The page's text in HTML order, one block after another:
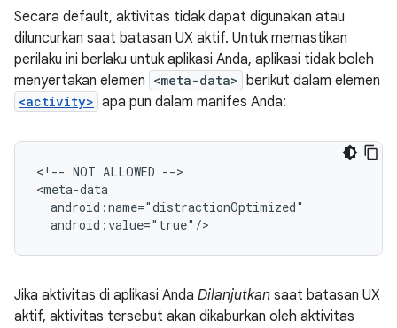
Secara default, aktivitas tidak dapat digunakan atau
diluncurkan saat batasan UX aktif. Untuk memastikan
perilaku ini berlaku untuk aplikasi Anda, aplikasi tidak boleh
menyertakan elemen <meta-data> berikut dalam elemen
<activity> apa pun dalam manifes Anda:
<!-- NOT ALLOWED -->
Jika aktivitas di aplikasi Anda Dilanjutkan saat batasan UX
aktif, aktivitas tersebut akan dikaburkan oleh aktivitas